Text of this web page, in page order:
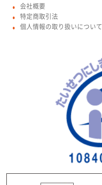
● 会社概要
● 特定商取引法
● 個人情報の取り扱いについて